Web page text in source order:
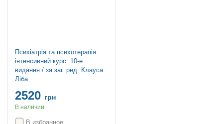
Психіатрія та психотерапія:
інтенсивний курс: 10-е
видання / за заг. ред. Клауса
Ліба
2520 грн
В наличии
В избранное